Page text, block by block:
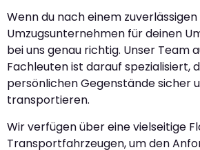
Wenn du nach einem
Umzugsunternehmen für deinen
bei uns genau richtig. Unser Team
Fachleuten ist darauf spezialisiert,
persönlichen Gegenstände sicher
transportieren.
Wir verfügen über eine vielseitige
Transportfahrzeugen, um den